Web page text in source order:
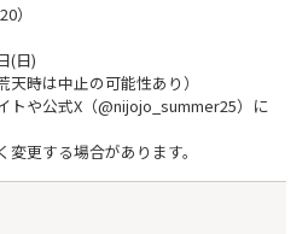
）
(日)
時は中止の可能性あり）
トや公式X（@nijojo_summer25）に
更する場合があります。